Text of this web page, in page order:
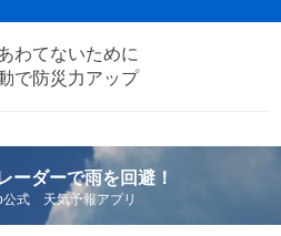
わてないために
で防災力アップ
ーダーで雨を回避！
公式 天気予報アプリ